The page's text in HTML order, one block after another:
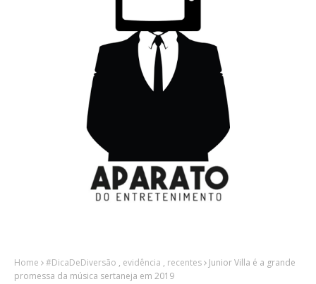
Home #DicaDeDiversão , evidência , recentes
Junior Villa é a grande
promessa da música sertaneja em 2019